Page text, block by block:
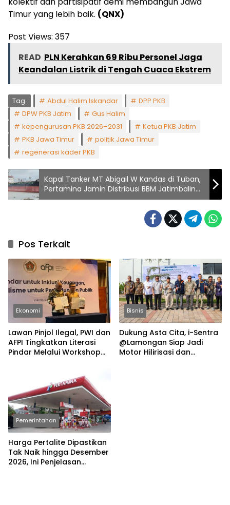
Timur yang lebih baik. (QNX)
Post Views: 357
READ PLN Kerahkan 69 Ribu Personel Jaga
Keandalan Listrik di Tengah Cuaca Ekstrem
Tag: Abdul Halim Iskandar
DPP PKB
DPW PKB Jatim
Gus Halim
kepengurusan PKB 2026–2031
Ketua PKB Jatim
PKB Jawa Timur
politik Jawa Timur
regenerasi kader PKB
Kapal Tanker MT Abigail W Kandas di Tuban,
Pertamina Jamin Distribusi BBM Jatimbalinus
Tetap Aman
Pos Terkait
Ekonomi
Lawan Pinjol Ilegal, PWI dan
AFPI Tingkatkan Literasi
Pindar Melalui Workshop
Bisnis
Dukung Asta Cita, i-Sentra
@Lamongan Siap Jadi
Motor Hilirisasi dan
Pemerintahan
Harga Pertalite Dipastikan
Tak Naik hingga Desember
2026, Ini Penjelasan